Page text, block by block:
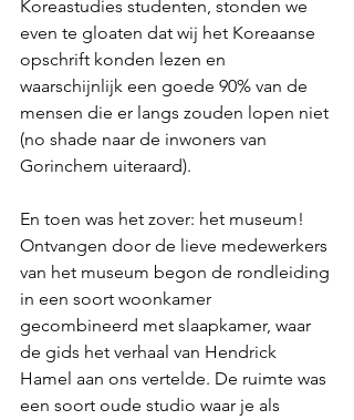
Koreastudies studenten, stonden we
even te gloaten dat wij het Koreaanse
opschrift konden lezen en
waarschijnlijk een goede 90% van de
mensen die er langs zouden lopen niet
(no shade naar de inwoners van
Gorinchem uiteraard).
En toen was het zover: het museum!
Ontvangen door de lieve medewerkers
van het museum begon de rondleiding
in een soort woonkamer
gecombineerd met slaapkamer, waar
de gids het verhaal van Hendrick
Hamel aan ons vertelde. De ruimte was
een soort oude studio waar je als